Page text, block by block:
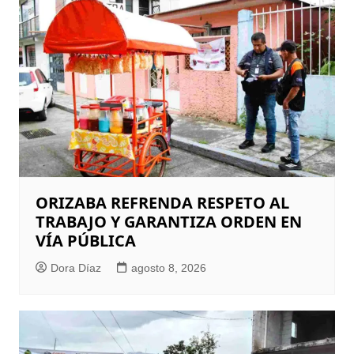
ORIZABA REFRENDA RESPETO AL
TRABAJO Y GARANTIZA ORDEN EN
VÍA PÚBLICA
Dora Díaz agosto 8, 2026